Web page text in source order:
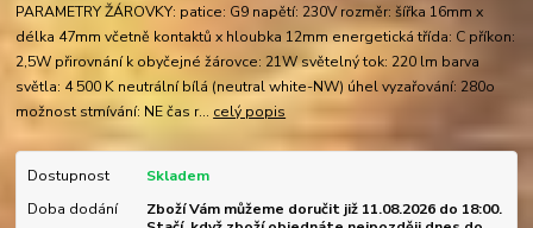
PARAMETRY ŽÁROVKY: patice: G9 napětí: 230V rozměr: šířka 16mm x
délka 47mm včetně kontaktů x hloubka 12mm energetická třída: C příkon:
2,5W přirovnání k obyčejné žárovce: 21W světelný tok: 220 lm barva
světla: 4 500 K neutrální bílá (neutral white-NW) úhel vyzařování: 280o
možnost stmívání: NE čas r... celý popis
Dostupnost
Skladem
Doba dodání
Zboží Vám můžeme doručit již 11.08.2026 do 18:00.